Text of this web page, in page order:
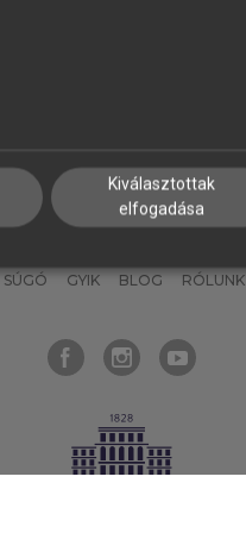
SÚGÓ GYIK BLOG RÓLUNK
Kiválasztottak
elfogadása